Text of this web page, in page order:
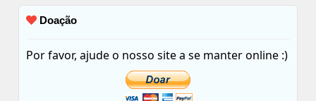
Doação
Por favor, ajude o nosso site a se manter online :)